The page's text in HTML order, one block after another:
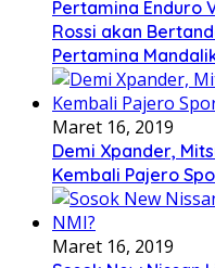
Pertamina Enduro
Rossi akan
Pertamina
Maret 16, 2019
Demi Xpander,
Kembali Pajero
Maret 16, 2019